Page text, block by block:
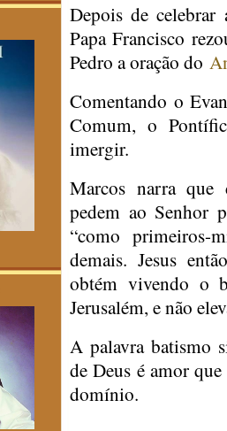
Depois de
Papa Francisco
Pedro a oração do
Comentando o
Comum, o
imergir.
Marcos narra
pedem ao Senhor
“como primeiros-
demais. Jesus
obtém vivendo o
Jerusalém, e não
A palavra batismo
de Deus é amor
domínio.